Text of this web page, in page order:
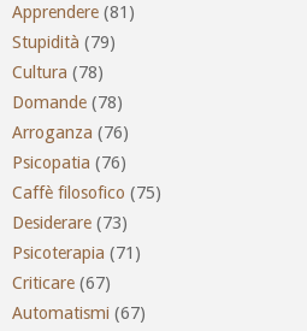
Apprendere (81)
Stupidità (79)
Cultura (78)
Domande (78)
Arroganza (76)
Psicopatia (76)
Caffè filosofico (75)
Desiderare (73)
Psicoterapia (71)
Criticare (67)
Automatismi (67)